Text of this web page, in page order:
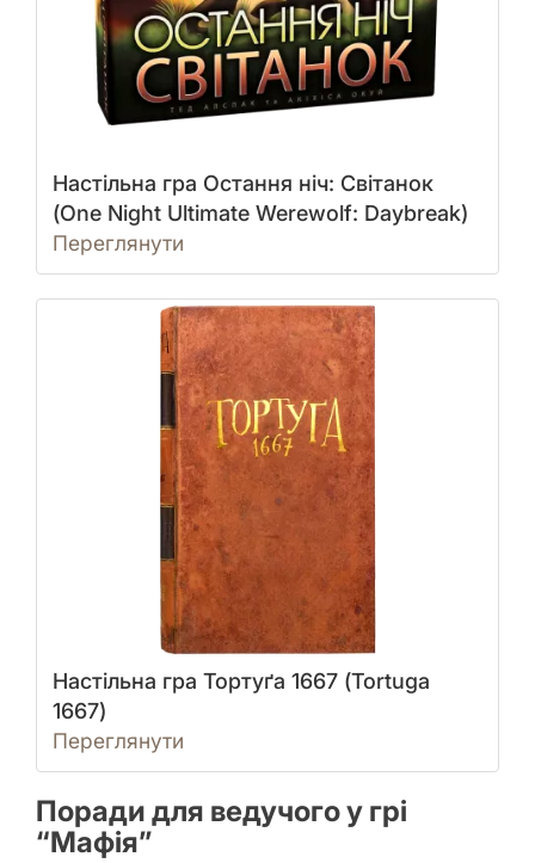
Настільна гра Остання ніч: Світанок
(One Night Ultimate Werewolf: Daybreak)
Переглянути
Настільна гра Тортуґа 1667 (Tortuga
1667)
Переглянути
Поради для ведучого у грі
“Мафія”